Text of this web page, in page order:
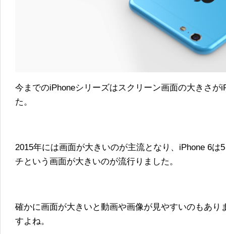
今までのiPhoneシリーズはスクリーン画面の大きさが
た。
2015年には画面が大きいのが主流となり、iPhone 6は
チという画面が大きいのが流行りました。
確かに画面が大きいと動画や画像が見やすいのもあり
すよね。